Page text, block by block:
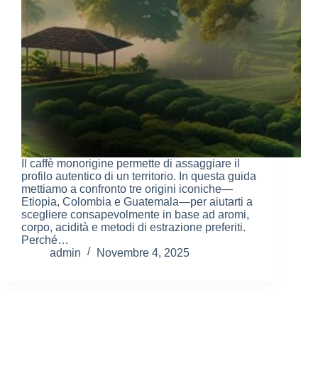
Il caffè monorigine permette di assaggiare il
profilo autentico di un territorio. In questa guida
mettiamo a confronto tre origini iconiche—
Etiopia, Colombia e Guatemala—per aiutarti a
scegliere consapevolmente in base ad aromi,
corpo, acidità e metodi di estrazione preferiti.
Perché…
admin
Novembre 4, 2025